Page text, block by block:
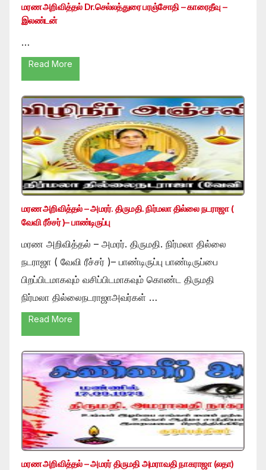
மரண அறிவித்தல் Dr.செல்லத்துரை பரஞ்சோதி – காரைதீவு –
இலண்டன்
…
Read More
மரண அறிவித்தல் – அமரர். திருமதி. நிர்மலா தில்லை நடராஜா (
வேவி ரீச்சர் )– பாண்டிருப்பு
மரண அறிவித்தல் – அமரர். திருமதி. நிர்மலா தில்லை
நடராஜா ( வேவி ரீச்சர் )– பாண்டிருப்பு பாண்டிருப்பை
பிறப்பிடமாகவும் வசிப்பிடமாகவும் கொண்ட திருமதி
நிர்மலா தில்லைநடராஜாஅவர்கள் …
Read More
மரண அறிவித்தல் – அமரர் திருமதி அமராவதி நாகராஜா (லதா)